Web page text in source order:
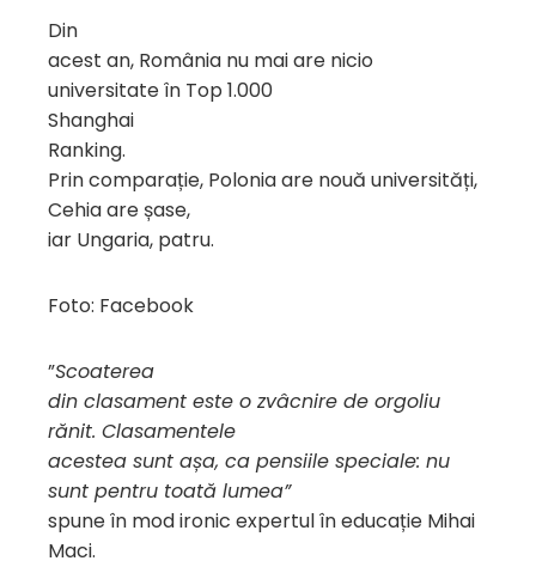
Din
acest an, România nu mai are nicio
universitate în Top 1.000
Shanghai
Ranking.
Prin comparație, Polonia are nouă universități,
Cehia are șase,
iar Ungaria, patru.
Foto: Facebook
”Scoaterea
din clasament este o zvâcnire de orgoliu
rănit. Clasamentele
acestea sunt așa, ca pensiile speciale: nu
sunt pentru toată lumea”
spune în mod ironic expertul în educație Mihai
Maci.